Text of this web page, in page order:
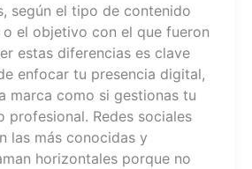
según el tipo de contenido
o el objetivo con el que fueron
estas diferencias es clave
enfocar tu presencia digital,
marca como si gestionas tu
profesional. Redes sociales
las más conocidas y
horizontales porque no